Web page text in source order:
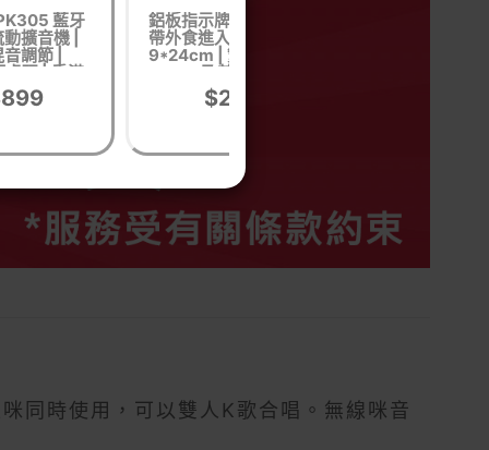
同時使用，可以雙人K歌合唱。無線咪音
藍牙
擴音機 |
調節 |
處理 | 香港
行貨
鋁板指示牌-請勿携
帶外食進入食用 |
9*24cm | 繁體中文
及英文
$25